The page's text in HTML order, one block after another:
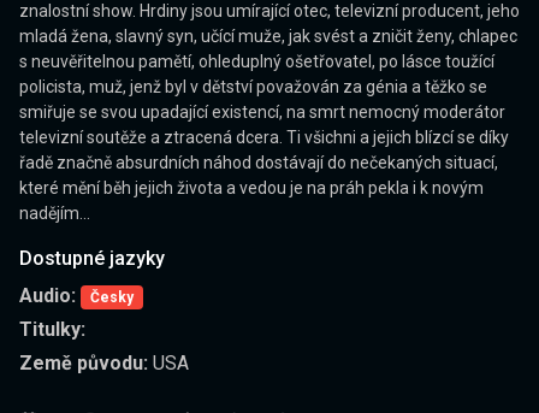
znalostní show. Hrdiny jsou umírající otec, televizní producent, jeho
mladá žena, slavný syn, učící muže, jak svést a zničit ženy, chlapec
s neuvěřitelnou pamětí, ohleduplný ošetřovatel, po lásce toužící
policista, muž, jenž byl v dětství považován za génia a těžko se
smiřuje se svou upadající existencí, na smrt nemocný moderátor
televizní soutěže a ztracená dcera. Ti všichni a jejich blízcí se díky
řadě značně absurdních náhod dostávají do nečekaných situací,
které mění běh jejich života a vedou je na práh pekla i k novým
nadějím...
Dostupné jazyky
Audio:
Česky
Titulky:
Země původu: USA